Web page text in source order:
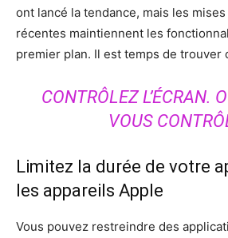
ont lancé la tendance, mais les
récentes maintiennent les
premier plan. Il est temps de trouver
CONTRÔLEZ L’ÉCRAN.
VOUS
Limitez la durée de votre
les appareils Apple
Vous pouvez restreindre des